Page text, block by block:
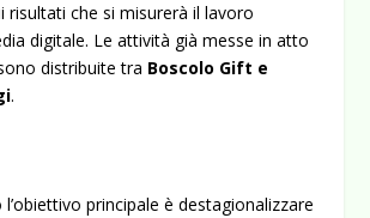
risultati che si misurerà il lavoro
digitale. Le attività già messe in atto
distribuite tra Boscolo Gift e
.
principale è destagionalizzare